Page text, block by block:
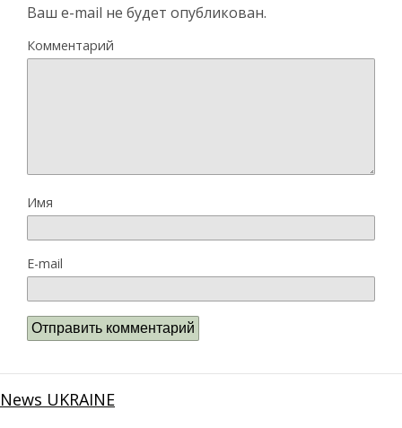
Ваш e-mail не будет опубликован.
Комментарий
Имя
E-mail
News UKRAINE